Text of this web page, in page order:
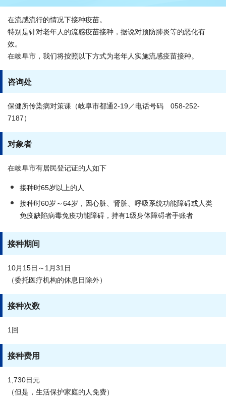
在流感流行的情况下接种疫苗。
特别是针对老年人的流感疫苗接种，据说对预防肺炎等的恶化有
效。
在岐阜市，我们将按照以下方式为老年人实施流感疫苗接种。
咨询处
保健所传染病对策课（岐阜市都通2-19／电话号码 058-252-
7187）
对象者
在岐阜市有居民登记证的人如下
接种时65岁以上的人
接种时60岁～64岁，因心脏、肾脏、呼吸系统功能障碍或人类
免疫缺陷病毒免疫功能障碍，持有1级身体障碍者手账者
接种期间
10月15日～1月31日
（委托医疗机构的休息日除外）
接种次数
1回
接种费用
1,730日元
（但是，生活保护家庭的人免费）